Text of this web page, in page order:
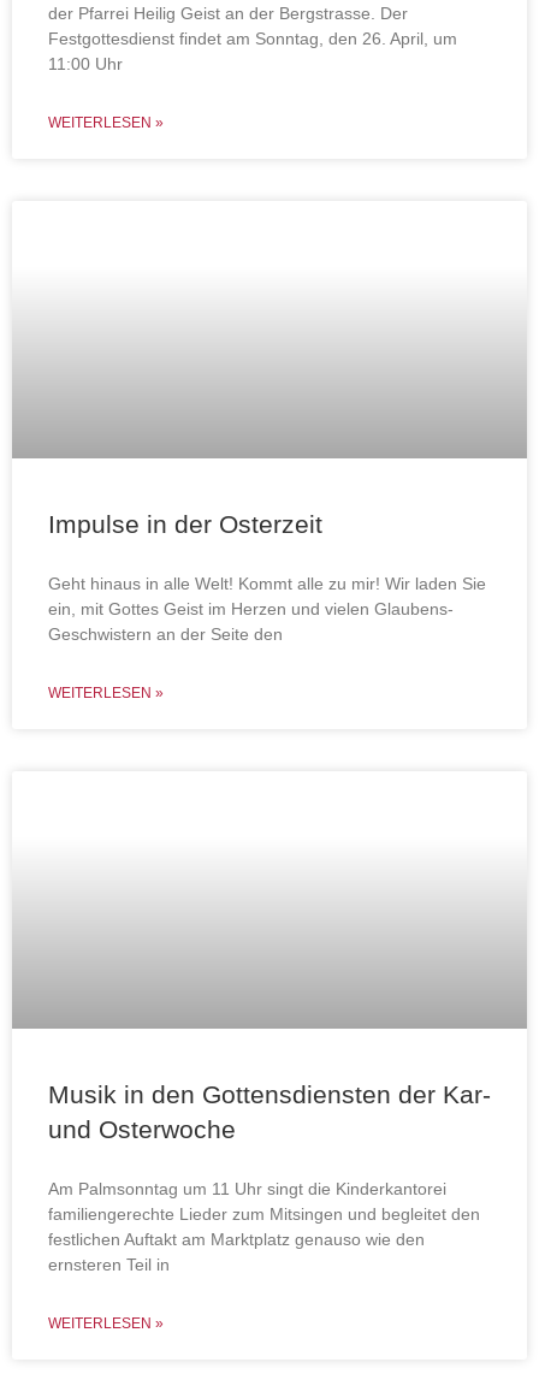
der Pfarrei Heilig Geist an der Bergstrasse. Der
Festgottesdienst findet am Sonntag, den 26. April, um
11:00 Uhr
WEITERLESEN »
Impulse in der Osterzeit
Geht hinaus in alle Welt! Kommt alle zu mir! Wir laden Sie
ein, mit Gottes Geist im Herzen und vielen Glaubens-
Geschwistern an der Seite den
WEITERLESEN »
Musik in den Gottensdiensten der Kar-
und Osterwoche
Am Palmsonntag um 11 Uhr singt die Kinderkantorei
familiengerechte Lieder zum Mitsingen und begleitet den
festlichen Auftakt am Marktplatz genauso wie den
ernsteren Teil in
WEITERLESEN »